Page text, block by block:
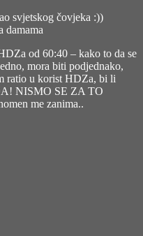
svjetskog čovjeka :))
damama
od 60:40 – kako to da se
mora biti podjednako,
ratio u korist HDZa, bi li
NISMO SE ZA TO
me zanima..